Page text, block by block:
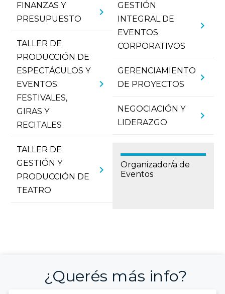
FINANZAS Y
PRESUPUESTO
chevron_right
TALLER DE
PRODUCCIÓN DE
ESPECTÁCULOS Y
EVENTOS:
FESTIVALES,
GIRAS Y
RECITALES
chevron_right
TALLER DE
GESTIÓN Y
PRODUCCIÓN DE
TEATRO
chevron_right
GESTIÓN
INTEGRAL DE
EVENTOS
CORPORATIVOS
chevron_right
GERENCIAMIENTO
DE PROYECTOS
chevron_right
NEGOCIACIÓN Y
LIDERAZGO
chevron_right
Organizador/a de
Eventos
¿Querés más info?